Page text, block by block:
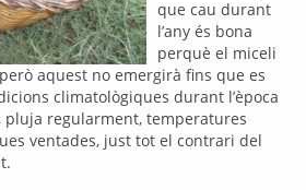
que cau durant
l’any és bona
perquè el miceli
aquest no emergirà fins que es
climatològiques durant l’època
pluja regularment, temperatures
ventades, just tot el contrari del